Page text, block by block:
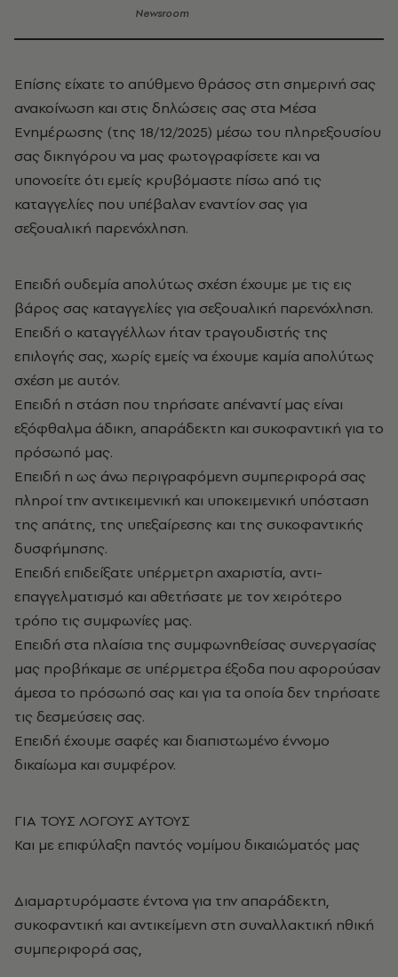
Newsroom
Επίσης είχατε το απύθμενο θράσος στη σημερινή σας
ανακοίνωση και στις δηλώσεις σας στα Μέσα
Ενημέρωσης (της 18/12/2025) μέσω του πληρεξουσίου
σας δικηγόρου να μας φωτογραφίσετε και να
υπονοείτε ότι εμείς κρυβόμαστε πίσω από τις
καταγγελίες που υπέβαλαν εναντίον σας για
σεξουαλική παρενόχληση.
Επειδή ουδεμία απολύτως σχέση έχουμε με τις εις
βάρος σας καταγγελίες για σεξουαλική παρενόχληση.
Επειδή ο καταγγέλλων ήταν τραγουδιστής της
επιλογής σας, χωρίς εμείς να έχουμε καμία απολύτως
σχέση με αυτόν.
Επειδή η στάση που τηρήσατε απέναντί μας είναι
εξόφθαλμα άδικη, απαράδεκτη και συκοφαντική για το
πρόσωπό μας.
Επειδή η ως άνω περιγραφόμενη συμπεριφορά σας
πληροί την αντικειμενική και υποκειμενική υπόσταση
της απάτης, της υπεξαίρεσης και της συκοφαντικής
δυσφήμησης.
Επειδή επιδείξατε υπέρμετρη αχαριστία, αντι-
επαγγελματισμό και αθετήσατε με τον χειρότερο
τρόπο τις συμφωνίες μας.
Επειδή στα πλαίσια της συμφωνηθείσας συνεργασίας
μας προβήκαμε σε υπέρμετρα έξοδα που αφορούσαν
άμεσα το πρόσωπό σας και για τα οποία δεν τηρήσατε
τις δεσμεύσεις σας.
Επειδή έχουμε σαφές και διαπιστωμένο έννομο
δικαίωμα και συμφέρον.
ΓΙΑ ΤΟΥΣ ΛΟΓΟΥΣ ΑΥΤΟΥΣ
Και με επιφύλαξη παντός νομίμου δικαιώματός μας
Διαμαρτυρόμαστε έντονα για την απαράδεκτη,
συκοφαντική και αντικείμενη στη συναλλακτική ηθική
συμπεριφορά σας,